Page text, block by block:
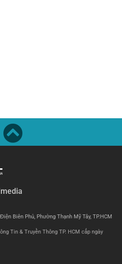
Biên Phủ, Phường Thạnh Mỹ Tây, TP.HCM
Tin & Truyền Thông TP. HCM cấp ngày